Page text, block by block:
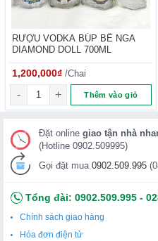
RƯỢU VODKA BÚP BÊ NGA
DIAMOND DOLL 700ML
1,200,000₫ /Chai
RƯỢU VODKA BÚP BÊ NGA
Thêm vào giỏ
750ml số lượng
Đặt online giao tận nhà
(Hotline 0902.509995)
Gọi đặt mua 0902.509.995
Tổng đài: 0902.509.995 -
Chính sách giao hàng
Hóa đơn điện tử